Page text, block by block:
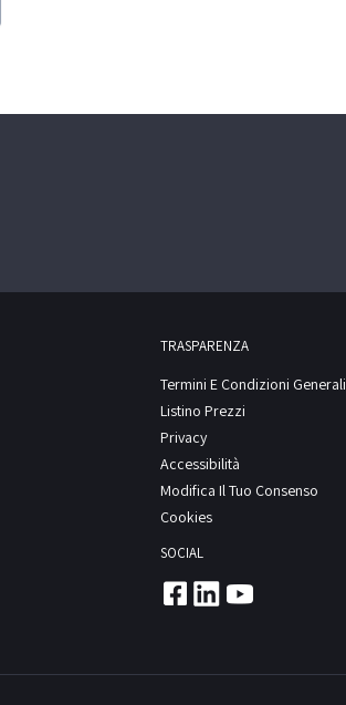
TRASPARENZA
Termini E Condizioni Generali
Listino Prezzi
Privacy
Accessibilità
Modifica Il Tuo Consenso
Cookies
SOCIAL